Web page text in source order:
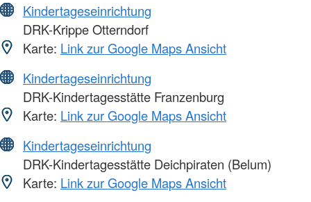
Kindertageseinrichtung
DRK-Krippe Otterndorf
Karte: Link zur Google Maps Ansicht
Kindertageseinrichtung
DRK-Kindertagesstätte Franzenburg
Karte: Link zur Google Maps Ansicht
Kindertageseinrichtung
DRK-Kindertagesstätte Deichpiraten (Belum)
Karte: Link zur Google Maps Ansicht